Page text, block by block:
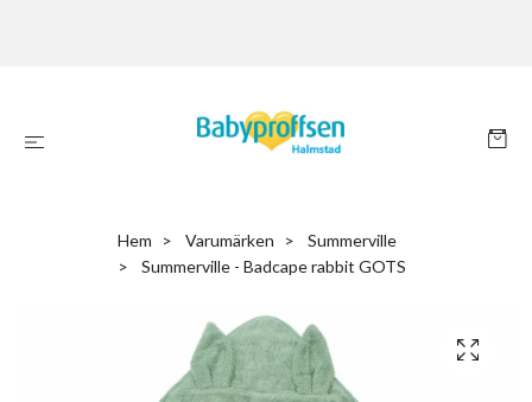
Hem Varumärken
Summerville
Summerville - Badcape rabbit GOTS